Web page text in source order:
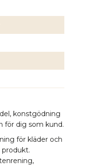
konstgödning
för dig som kund.
för kläder och